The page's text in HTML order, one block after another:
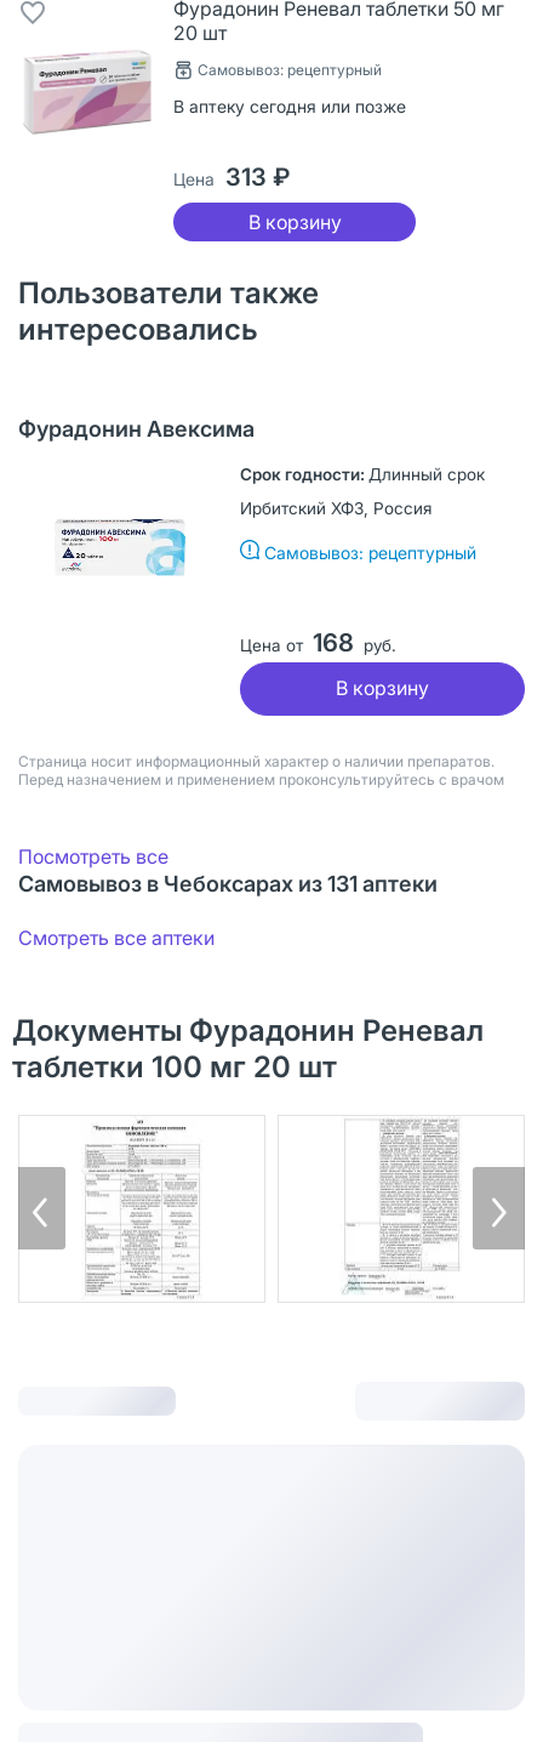
Фурадонин Реневал таблетки 50 мг
20 шт
Самовывоз: рецептурный
В аптеку сегодня или позже
Цена 313 ₽
В корзину
Пользователи также
интересовались
Фурадонин Авексима
Длинный срок
Ирбитский ХФЗ, Россия
Самовывоз: рецептурный
Цена от 168 руб.
В корзину
Страница носит информационный характер о наличии препаратов.
Перед назначением и применением проконсультируйтесь с врачом
Посмотреть все
Самовывоз в Чебоксарах из 131 аптеки
Смотреть все аптеки
Документы Фурадонин Реневал
таблетки 100 мг 20 шт